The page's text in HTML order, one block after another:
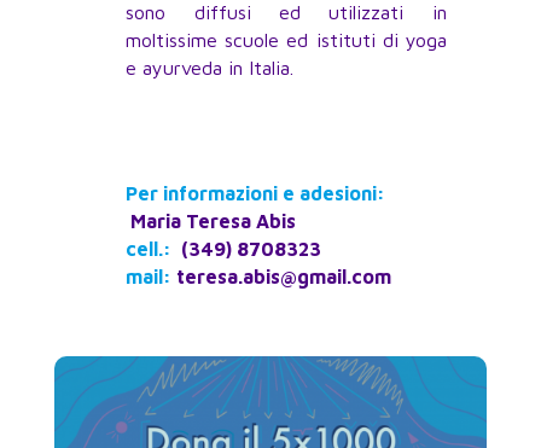
sono diffusi ed utilizzati in
moltissime scuole ed istituti di yoga
e ayurveda in Italia.
Per informazioni e adesioni:
Maria Teresa Abis
cell.:
(349) 8708323
mail: teresa.abis@gmail.com